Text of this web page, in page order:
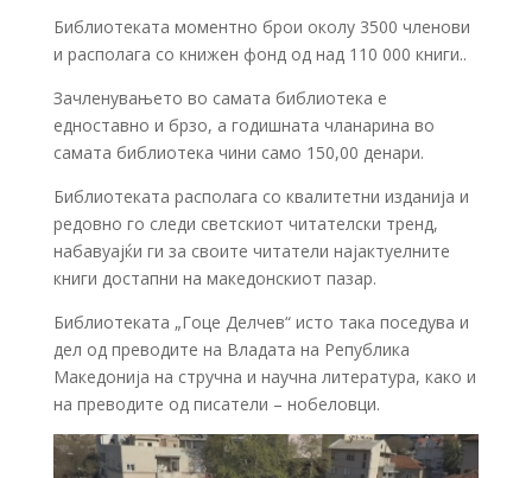
Библиотеката моментно брои околу 3500 членови
и располага со книжен фонд од над 110 000 книги..
Зачленувањето во самата библиотека е
едноставно и брзо, а годишната чланарина во
самата библиотека чини само 150,00 денари.
Библиотеката располага со квалитетни изданија и
редовно го следи светскиот читателски тренд,
набавуајќи ги за своите читатели најактуелните
книги достапни на македонскиот пазар.
Библиотеката „Гоце Делчев“ исто така поседува и
дел од преводите на Владата на Република
Македонија на стручна и научна литература, како и
на преводите од писатели – нобеловци.